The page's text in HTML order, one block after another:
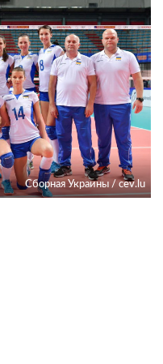
Сборная Украины / cev.lu